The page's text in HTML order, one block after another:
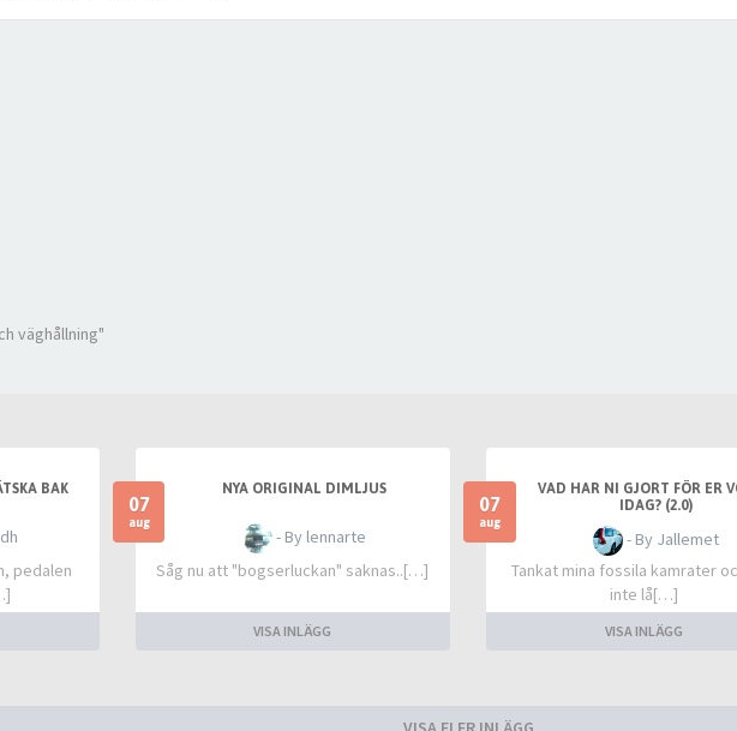
väghållning"
BAK
pedalen
07
aug
NYA ORIGINAL DIMLJUS
- By lennarte
Såg nu att "bogserluckan" saknas..[…]
VISA INLÄGG
07
aug
VAD HAR NI GJORT FÖR ER
IDAG? (2.0)
- By Jallemet
Tankat mina fossila kamrater
inte lå[…]
VISA INLÄGG